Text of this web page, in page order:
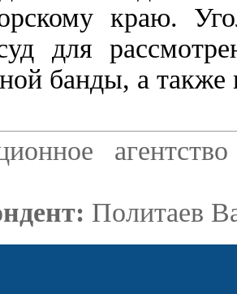
краю.
для
банды, а также
Политаев